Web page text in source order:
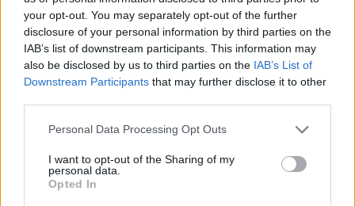
your opt-out. You may separately opt-out of the further
disclosure of your personal information by third parties on the
IAB’s list of downstream participants. This information may
also be disclosed by us to third parties on the IAB’s List of
Downstream Participants that may further disclose it to other
Personal Data Processing Opt Outs
I want to opt-out of the Sharing of my
personal data.
Opted In
Κοινή επιστολή προς τον υπουργό Ναυτιλίας και
Νησιωτικής Πολιτικής Βασίλη Κικίλια απέστειλαν ο
δήμαρχος Θεσσαλονίκης Στέλιος Αγγελούδης και οι
δήμαρχοι Σκιάθου Θοδωρής Τζούμας, Σκοπέλου Σταμάτης
για το καλοκαίρι του 2026, που θα συνδέουν το λιμάνι της
Θεσσαλονίκης με τις Σποράδες.